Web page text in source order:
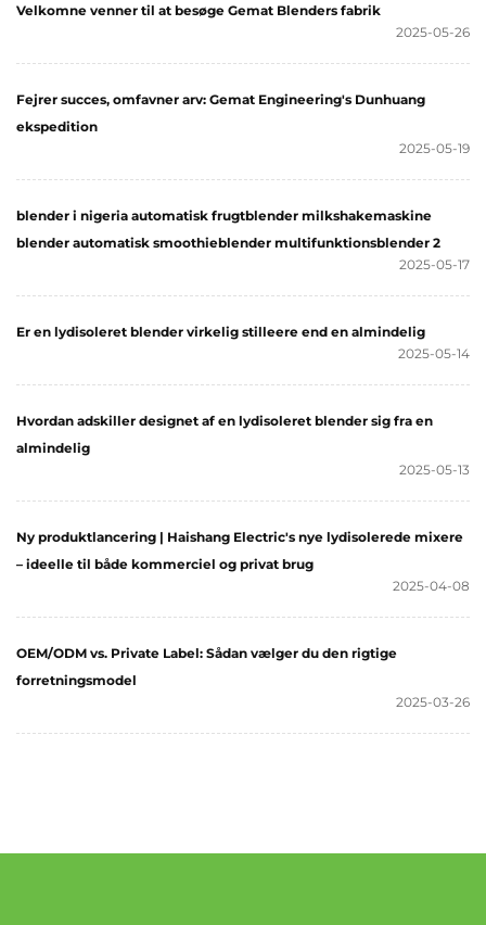
Velkomne venner til at besøge Gemat Blenders fabrik
2025-05-26
Fejrer succes, omfavner arv: Gemat Engineering's Dunhuang
ekspedition
2025-05-19
blender i nigeria automatisk frugtblender milkshakemaskine
blender automatisk smoothieblender multifunktionsblender 2
2025-05-17
Er en lydisoleret blender virkelig stilleere end en almindelig
2025-05-14
Hvordan adskiller designet af en lydisoleret blender sig fra en
almindelig
2025-05-13
Ny produktlancering | Haishang Electric's nye lydisolerede mixere
– ideelle til både kommerciel og privat brug
2025-04-08
OEM/ODM vs. Private Label: Sådan vælger du den rigtige
forretningsmodel
2025-03-26